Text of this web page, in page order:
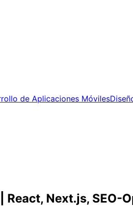
de Aplicaciones Móviles
React, Next.js, SEO-